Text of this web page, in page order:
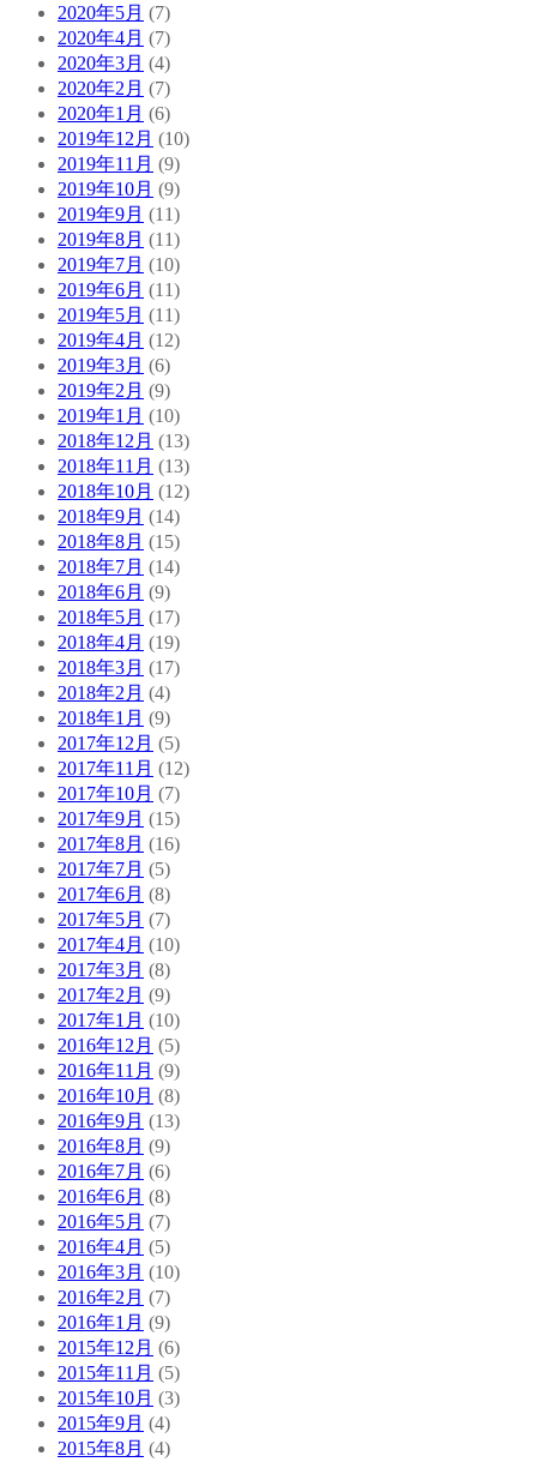
2020年5月 (7)
2020年4月 (7)
2020年3月 (4)
2020年2月 (7)
2020年1月 (6)
2019年12月 (10)
2019年11月 (9)
2019年10月 (9)
2019年9月 (11)
2019年8月 (11)
2019年7月 (10)
2019年6月 (11)
2019年5月 (11)
2019年4月 (12)
2019年3月 (6)
2019年2月 (9)
2019年1月 (10)
2018年12月 (13)
2018年11月 (13)
2018年10月 (12)
2018年9月 (14)
2018年8月 (15)
2018年7月 (14)
2018年6月 (9)
2018年5月 (17)
2018年4月 (19)
2018年3月 (17)
2018年2月 (4)
2018年1月 (9)
2017年12月 (5)
2017年11月 (12)
2017年10月 (7)
2017年9月 (15)
2017年8月 (16)
2017年7月 (5)
2017年6月 (8)
2017年5月 (7)
2017年4月 (10)
2017年3月 (8)
2017年2月 (9)
2017年1月 (10)
2016年12月 (5)
2016年11月 (9)
2016年10月 (8)
2016年9月 (13)
2016年8月 (9)
2016年7月 (6)
2016年6月 (8)
2016年5月 (7)
2016年4月 (5)
2016年3月 (10)
2016年2月 (7)
2016年1月 (9)
2015年12月 (6)
2015年11月 (5)
2015年10月 (3)
2015年9月 (4)
2015年8月 (4)